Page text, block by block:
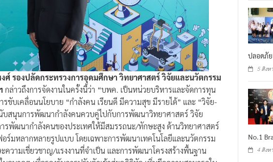
ศ์ รองปลัดกระทรวงการอุดมศึกษา วิทยาศาสตร์ วิจัยและนวัตกรรม
กล่าวถึงการจัดงานในครั้งนี้ว่า “บพค. เป็นหน่วยบริหารและจัดการทุน
ขับเคลื่อนนโยบาย “กำลังคน เรียนดี มีความสุข มีรายได้” และ “วิจัย-
สนุนการพัฒนากำลังคนควบคู่ไปกับการพัฒนาวิทยาศาสตร์ วิจัย
รพัฒนากำลังคนของประเทศให้มีสมรรถนะ/ทักษะสูง ด้านวิทยาศาสตร์
ร์มหลากหลายรูปแบบ โดยเฉพาะการพัฒนาเทคโนโลยีและนวัตกรรม
วามเชี่ยวชาญ/แรงงานที่จำเป็น และการพัฒนาโครงสร้างพื้นฐาน
อนาคต เพื่อรองรับการปรับตัวเข้าสู่ยุคดิจิทัล เพิ่มขีดความสามารถใน
ปลอดภั
No.1